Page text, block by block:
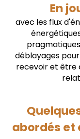
En
avec les flux
déblayages
recevoir et être
abordés et